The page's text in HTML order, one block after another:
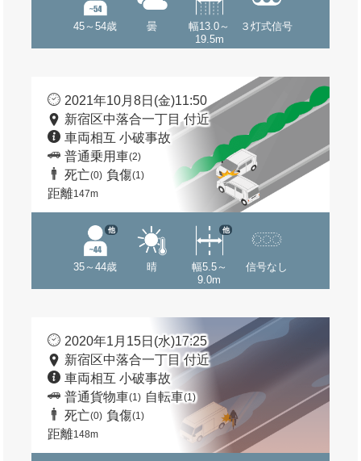
45～54歳 曇
幅13.0～
19.5m
３灯式信号
2021年10月8日(金)11:50
新宿区中落合一丁目 付近
車両相互 小破事故
普通乗用車(2)
死亡(0) 負傷(1)
距離147m
35～44歳
他
晴
幅5.5～
9.0m
他
信号なし
2020年1月15日(水)17:25
新宿区中落合一丁目 付近
車両相互 小破事故
普通貨物車(1) 自転車(1)
死亡(0) 負傷(1)
距離148m